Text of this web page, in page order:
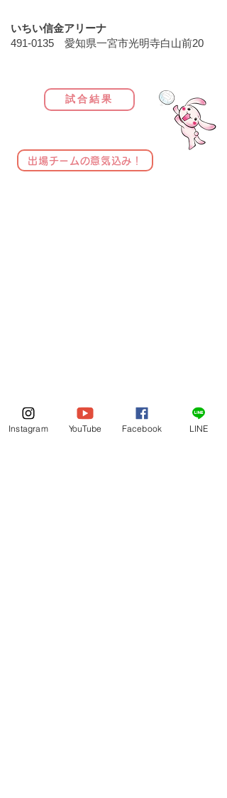
いちい信金アリーナ
​491-0135 愛知県一宮市光明寺白山前20
試合結果
出場チームの意気込み！
Instagram YouTube Facebook LINE